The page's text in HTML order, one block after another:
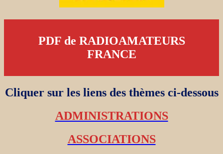
PDF de RADIOAMATEURS
FRANCE
Cliquer sur les liens des thèmes ci-dessous
ADMINISTRATIONS
ASSOCIATIONS